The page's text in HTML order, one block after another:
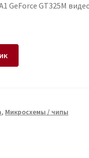
GeForce GT325M
, Микросхемы / чипы